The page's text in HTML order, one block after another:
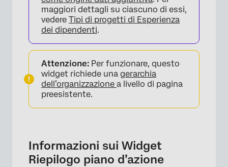
maggiori dettagli su ciascuno di essi,
vedere Tipi di progetti di Esperienza
dei dipendenti.
Attenzione: Per funzionare, questo
widget richiede una gerarchia
dell’organizzazione a livello di pagina
preesistente.
Informazioni sui Widget
Riepilogo piano d’azione